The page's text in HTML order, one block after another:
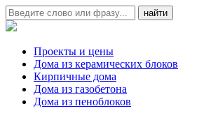
Проекты и цены
Дома из керамических блоков
Кирпичные дома
Дома из газобетона
Дома из пеноблоков